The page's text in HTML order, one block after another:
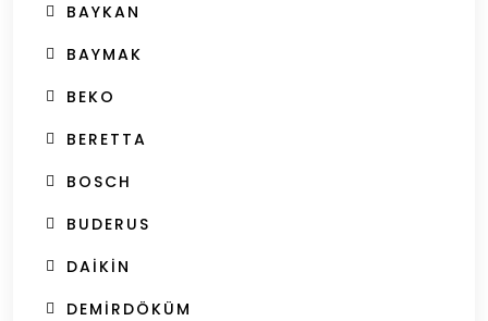
BAYKAN
BAYMAK
BEKO
BERETTA
BOSCH
BUDERUS
DAIKIN
DEMIRDÖKÜM